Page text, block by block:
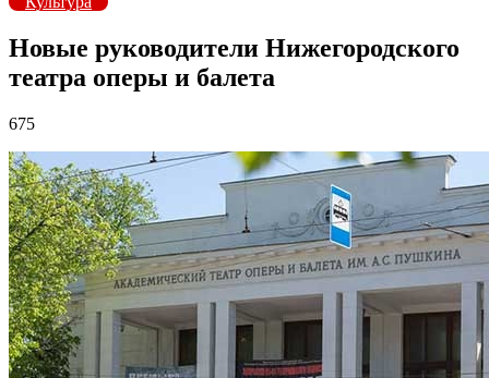
Новые руководители Нижегородского
театра оперы и балета
675